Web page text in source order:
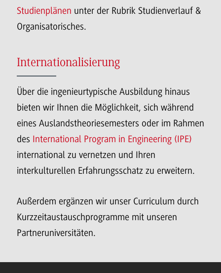
Studienplänen unter der Rubrik Studienverlauf &
Organisatorisches.
Internationalisierung
Über die ingenieurtypische Ausbildung hinaus
bieten wir Ihnen die Möglichkeit, sich während
eines Auslandstheoriesemesters oder im Rahmen
des International Program in Engineering (IPE)
international zu vernetzen und Ihren
interkulturellen Erfahrungsschatz zu erweitern.
Außerdem ergänzen wir unser Curriculum durch
Kurzzeitaustauschprogramme mit unseren
Partneruniversitäten.